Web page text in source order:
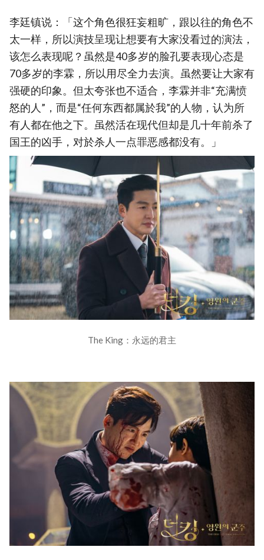
李廷镇说：「这个角色很狂妄粗旷，跟以往的角色不
太一样，所以演技呈现让想要有大家没看过的演法，
该怎么表现呢？虽然是40多岁的脸孔要表现心态是
70多岁的李霖，所以用尽全力去演。虽然要让大家有
强硬的印象。但太夸张也不适合，李霖并非“充满愤
怒的人”，而是“任何东西都属於我”的人物，认为所
有人都在他之下。虽然活在现代但却是几十年前杀了
国王的凶手，对於杀人一点罪恶感都没有。」
The King：永远的君主